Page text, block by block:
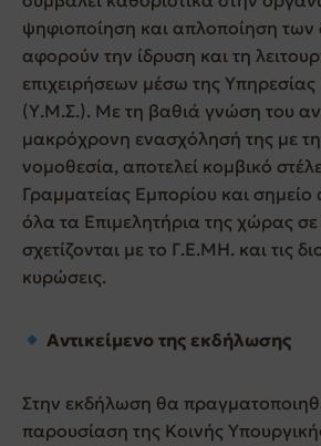
ψηφιοποίηση και απλοποίηση των
αφορούν την ίδρυση και τη
επιχειρήσεων μέσω της
(Υ.Μ.Σ.). Με τη βαθιά γνώση του
μακρόχρονη ενασχόλησή της με
νομοθεσία, αποτελεί κομβικό
Γραμματείας Εμπορίου και
όλα τα Επιμελητήρια της χώρας
σχετίζονται με το Γ.Ε.ΜΗ. και τις
κυρώσεις.
Αντικείμενο της εκδήλωσης
Στην εκδήλωση θα
παρουσίαση της Κοινής